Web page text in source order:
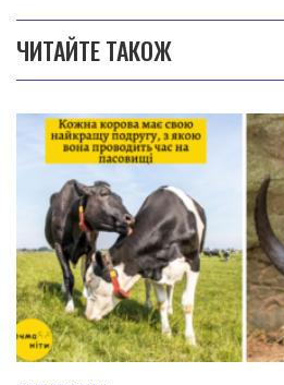
ЧИТАЙТЕ ТАКОЖ